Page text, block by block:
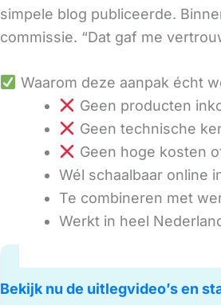
simpele blog publiceerde.
commissie. “Dat gaf me
Waarom deze aanpak écht
Geen producten
Geen technische
Geen hoge kosten
Wél schaalbaar online
Te combineren met
Werkt in heel
Bekijk nu de uitlegvideo’s en